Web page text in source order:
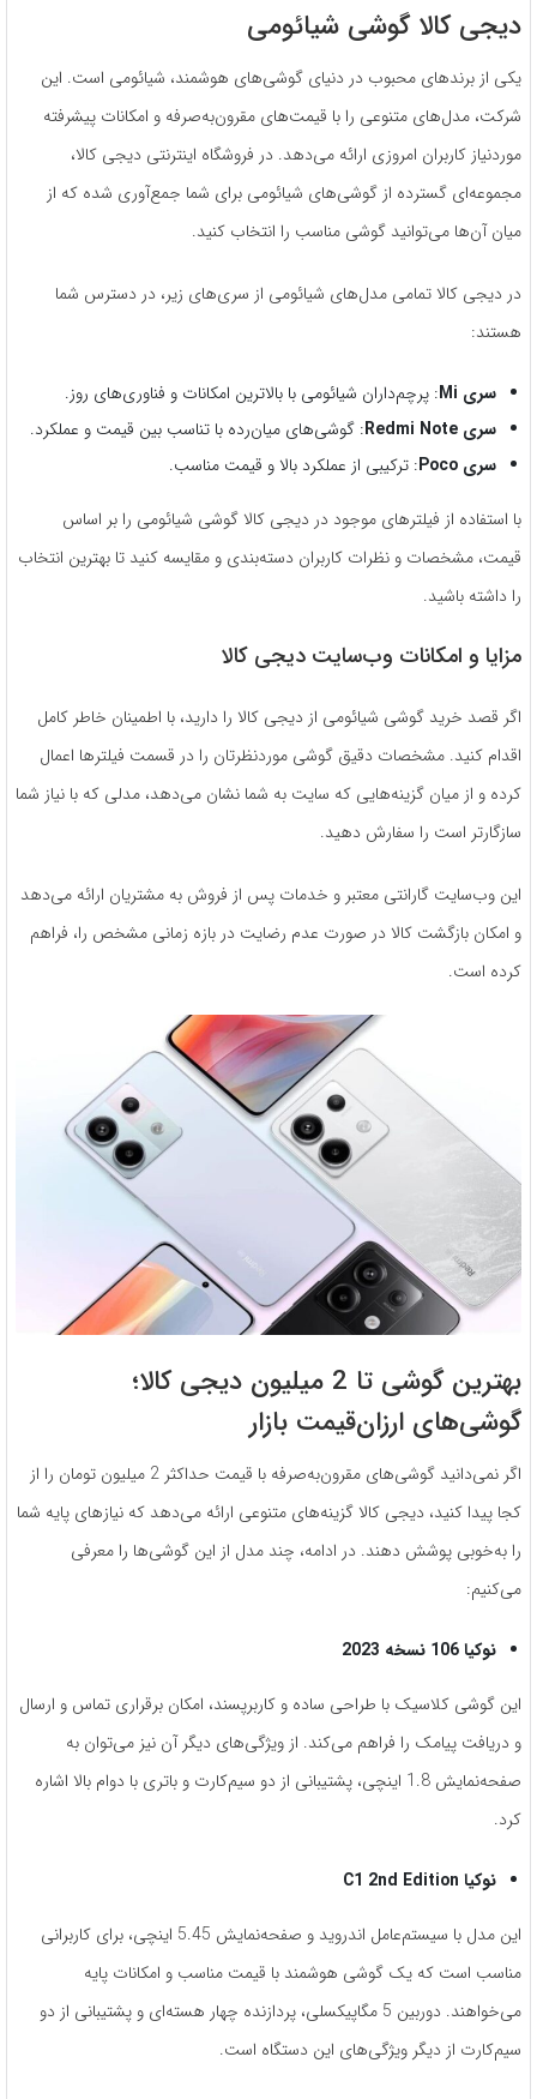
دیجی کالا گوشی شیائومی
یکی از برندهای محبوب در دنیای گوشی‌های هوشمند، شیائومی است. این
شرکت، مدل‌های متنوعی را با قیمت‌های مقرون‌به‌صرفه و امکانات پیشرفته
موردنیاز کاربران امروزی ارائه می‌دهد. در فروشگاه اینترنتی دیجی کالا،
مجموعه‌ای گسترده از گوشی‌های شیائومی برای شما جمع‌آوری شده که از
میان آن‌ها می‌توانید گوشی مناسب را انتخاب کنید.
در دیجی کالا تمامی مدل‌های شیائومی از سری‌های زیر، در دسترس شما
هستند:
سری Mi: پرچم‌داران شیائومی با بالاترین امکانات و فناوری‌های روز.
سری Redmi Note: گوشی‌های میان‌رده با تناسب بین قیمت و عملکرد.
سری Poco: ترکیبی از عملکرد بالا و قیمت مناسب.
با استفاده از فیلترهای موجود در دیجی کالا گوشی شیائومی را بر اساس
قیمت، مشخصات و نظرات کاربران دسته‌بندی و مقایسه کنید تا بهترین انتخاب
را داشته باشید.
مزایا و امکانات وب‌سایت دیجی کالا
اگر قصد خرید گوشی شیائومی از دیجی کالا را دارید، با اطمینان خاطر کامل
اقدام کنید. مشخصات دقیق گوشی موردنظرتان را در قسمت فیلترها اعمال
کرده و از میان گزینه‌هایی که سایت به شما نشان می‌دهد، مدلی که با نیاز شما
سازگارتر است را سفارش دهید.
این وب‌سایت گارانتی معتبر و خدمات پس از فروش به مشتریان ارائه می‌دهد
و امکان بازگشت کالا در صورت عدم رضایت در بازه زمانی مشخص را، فراهم
کرده است.
بهترین گوشی تا 2 میلیون دیجی کالا؛
گوشی‌های ارزان‌قیمت بازار
اگر نمی‌دانید گوشی‌های مقرون‌به‌صرفه با قیمت حداکثر 2 میلیون تومان را از
کجا پیدا کنید، دیجی کالا گزینه‌های متنوعی ارائه می‌دهد که نیازهای پایه شما
را به‌خوبی پوشش دهند. در ادامه، چند مدل از این گوشی‌ها را معرفی
می‌کنیم:
نوکیا 106 نسخه 2023
این گوشی کلاسیک با طراحی ساده و کاربرپسند، امکان برقراری تماس و ارسال
و دریافت پیامک را فراهم می‌کند. از ویژگی‌های دیگر آن نیز می‌توان به
صفحه‌نمایش 1.8 اینچی، پشتیبانی از دو سیم‌کارت و باتری با دوام بالا اشاره
کرد.
نوکیا C1 2nd Edition
این مدل با سیستم‌عامل اندروید و صفحه‌نمایش 5.45 اینچی، برای کاربرانی
مناسب است که یک گوشی هوشمند با قیمت مناسب و امکانات پایه
می‌خواهند. دوربین 5 مگاپیکسلی، پردازنده چهار هسته‌ای و پشتیبانی از دو
سیم‌کارت از دیگر ویژگی‌های این دستگاه است.